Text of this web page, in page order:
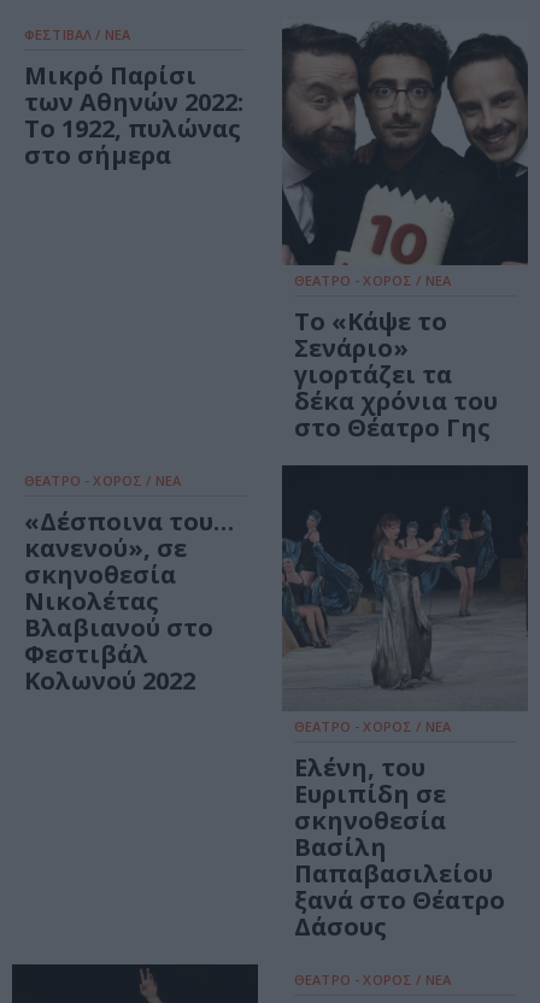
ΦΕΣΤΙΒΑΛ / ΝΕΑ
Μικρό Παρίσι
των Αθηνών 2022:
Το 1922, πυλώνας
στο σήμερα
ΘΕΑΤΡΟ - ΧΟΡΟΣ / ΝΕΑ
Το «Κάψε το
Σενάριο»
γιορτάζει τα
δέκα χρόνια του
στο Θέατρο Γης
ΘΕΑΤΡΟ - ΧΟΡΟΣ / ΝΕΑ
«Δέσποινα του…
κανενού», σε
σκηνοθεσία
Νικολέτας
Βλαβιανού στο
Φεστιβάλ
Κολωνού 2022
ΘΕΑΤΡΟ - ΧΟΡΟΣ / ΝΕΑ
Ελένη, του
Ευριπίδη σε
σκηνοθεσία
Βασίλη
Παπαβασιλείου
ξανά στο Θέατρο
Δάσους
ΘΕΑΤΡΟ - ΧΟΡΟΣ / ΝΕΑ